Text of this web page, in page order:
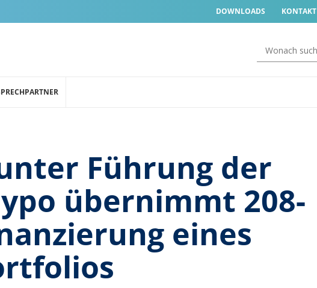
DOWNLOADS KONTAKT
Führung der
übernimmt 208-
eines